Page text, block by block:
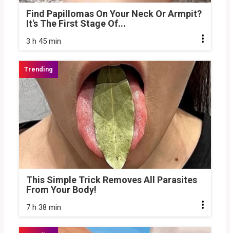
Find Papillomas On Your Neck Or Armpit?
It's The First Stage Of...
3 h 45 min
This Simple Trick Removes All Parasites
From Your Body!
7 h 38 min